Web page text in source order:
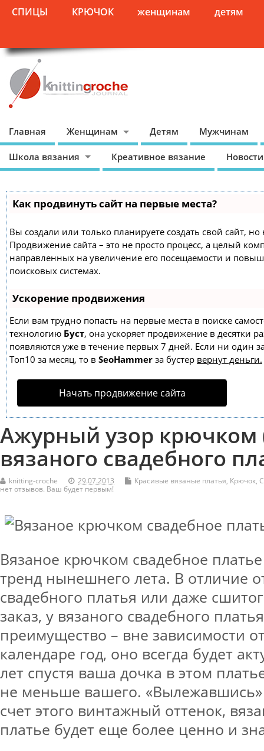
СПИЦЫ КРЮЧОК женщинам детям
Главная Женщинам Детям Мужчинам
Школа вязания Креативное вязание
Как продвинуть сайт на первые места?
Вы создали или только планируете создать свой сайт, но
Продвижение сайта – это не просто процесс, а целый
направленных на увеличение его посещаемости и
поисковых системах.
Ускорение продвижения
Если вам трудно попасть на первые места в поиске
технологию Буст, она ускоряет продвижение в десятки
появляются уже в течение первых 7 дней. Если ни один
Топ10 за месяц, то в SeoHammer за бустер вернут деньги.
Начать продвижение сайта
Ажурный узор крючком
вязаного свадебного
knitting-croche 29.07.2013 Красивые вязаные платья, Крючок,
нет отзывов. Ваш будет первым!
Вязаное крючком свадебное
тренд нынешнего лета. В отличие
свадебного платья или даже
заказ, у вязаного свадебного
преимущество – вне зависимости
календаре год, оно всегда будет
лет спустя ваша дочка в этом
не меньше вашего.
счет этого винтажный оттенок,
платье будет еще более ценно и